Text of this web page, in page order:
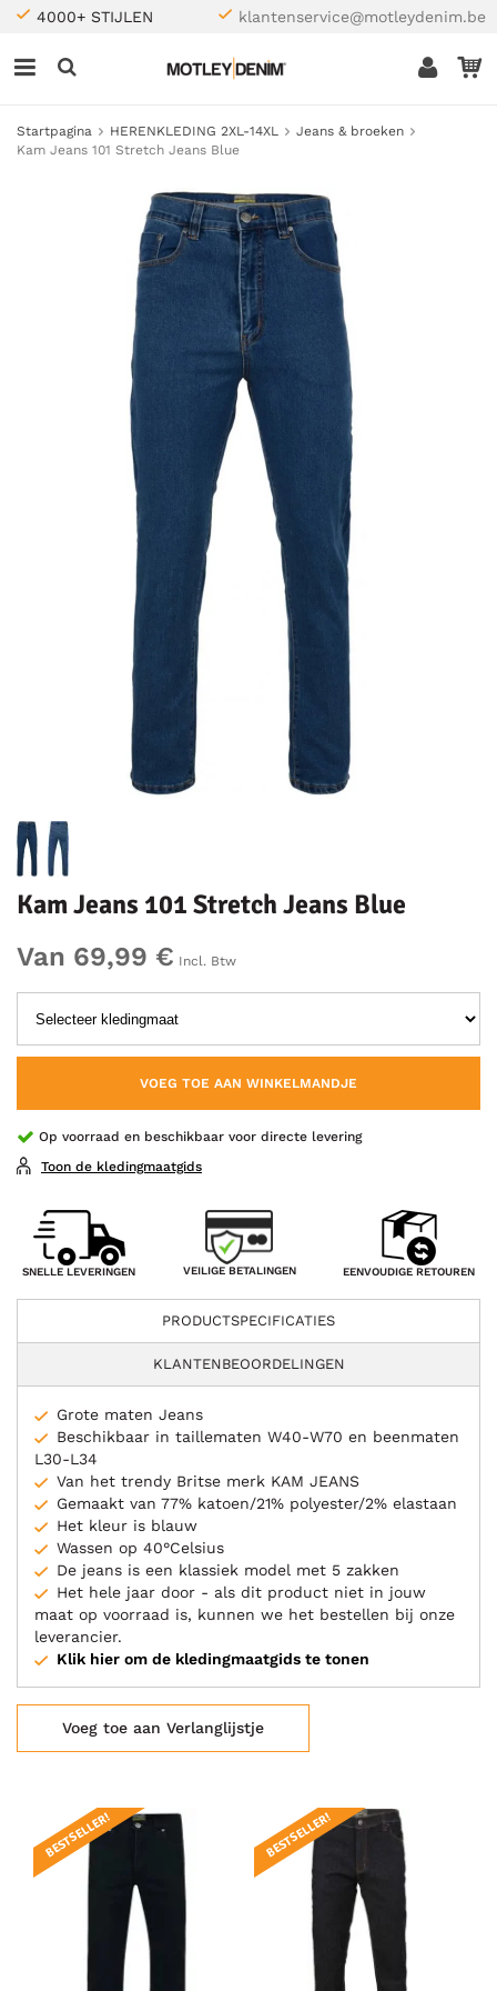
4000+ STIJLEN klantenservice@motleydenim.be
Startpagina HERENKLEDING 2XL-14XL
Jeans & broeken
Kam Jeans 101 Stretch Jeans Blue
Kam Jeans 101 Stretch Jeans Blue
Van 69,99 € Incl. Btw
VOEG TOE AAN WINKELMANDJE
Op voorraad en beschikbaar voor directe levering
Toon de kledingmaatgids
SNELLE LEVERINGEN VEILIGE BETALINGEN EENVOUDIGE RETOUREN
PRODUCTSPECIFICATIES
KLANTENBEOORDELINGEN
Grote maten Jeans
Beschikbaar in taillematen W40-W70 en beenmaten
L30-L34
Van het trendy Britse merk KAM JEANS
Gemaakt van 77% katoen/21% polyester/2% elastaan
Het kleur is blauw
Wassen op 40°Celsius
De jeans is een klassiek model met 5 zakken
Het hele jaar door - als dit product niet in jouw
maat op voorraad is, kunnen we het bestellen bij onze
leverancier.
Klik hier om de kledingmaatgids te tonen
Voeg toe aan Verlanglijstje
BESTSELLER! BESTSELLER!